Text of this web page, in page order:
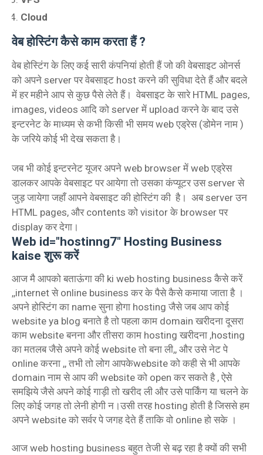
Cloud
वेब होस्टिंग कैसे काम करता हैं ?
वेब होस्टिंग के लिए कई सारी कंपनियां होती हैं जो की वेबसाइट ओनर्स
को अपने server पर वेबसाइट host करने की सुविधा देते हैं और बदले
में हर महीने आप से कुछ पैसे लेते हैं। वेबसाइट के सारे HTML pages,
images, videos आदि को server में upload करने के बाद उसे
इन्टरनेट के माध्यम से कभी किसी भी समय web एड्रेस (डोमेन नाम )
के जरिये कोई भी देख सकता है।
जब भी कोई इन्टरनेट यूजर अपने web browser में web एड्रेस
डालकर आपके वेबसाइट पर आयेगा तो उसका कंप्यूटर उस server से
जुड़ जायेगा जहाँ आपने वेबसाइट की होस्टिंग की है। अब server उन
HTML pages, और contents को visitor के browser पर
display कर देगा।
Web id="hostinng7" Hosting Business
kaise शुरू करें
आज मै आपको बताऊंगा की ki web hosting business कैसे करें
,,internet से online business कर के पैसे कैसे कमाया जाता है ।
अपने होस्टिंग का name सुना होगा hosting जैसे जब आप कोई
website ya blog बनाते है तो पहला काम domain खरीदना दूसरा
काम website बनना और तीसरा काम hosting खरीदना ,hosting
का मतलब जैसे अपने कोई website तो बना ली,, और उसे नेट पे
online करना ,, तभी तो लोग आपकेwebsite को कही से भी आपके
domain नाम से आप की website को open कर सकते है , ऐसे
समझिये जैसे अपने कोई गाड़ी तो खरीद ली और उसे पार्किंग या चलने के
लिए कोई जगह तो लेनी होगी न।उसी तरह hosting होती है जिससे हम
अपने website को सर्वर पे जगह देते हैं ताकि वो online हो सके ।
आज web hosting business बहुत तेजी से बढ़ रहा है क्यों की सभी